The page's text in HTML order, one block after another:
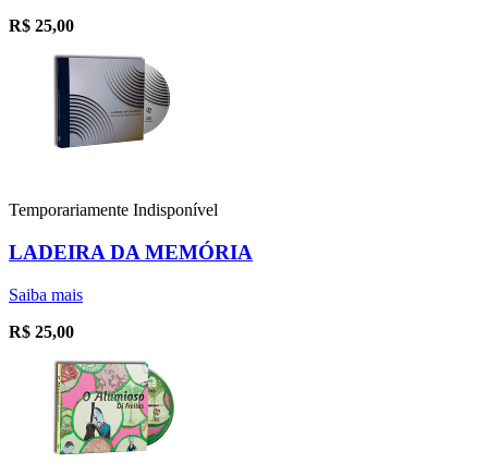
R$ 25,00
Temporariamente Indisponível
LADEIRA DA MEMÓRIA
Saiba mais
R$ 25,00